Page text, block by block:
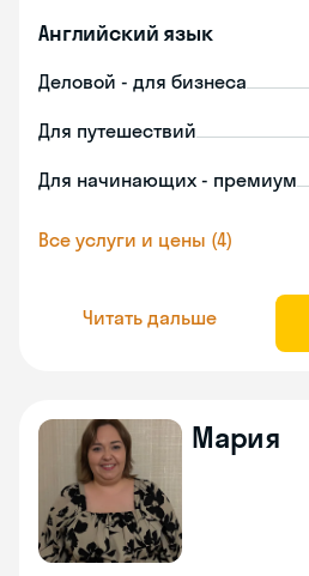
Английский язык
Деловой - для бизнеса
Для путешествий
Для начинающих - премиум
Все услуги и цены (4)
Читать дальше
Мария